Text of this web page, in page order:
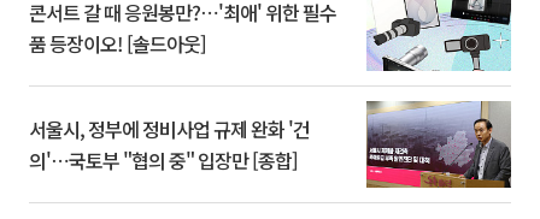
콘서트 갈 때 응원봉만?⋯'최애' 위한 필수
품 등장이오! [솔드아웃]
서울시, 정부에 정비사업 규제 완화 '건
의'⋯국토부 "협의 중" 입장만 [종합]